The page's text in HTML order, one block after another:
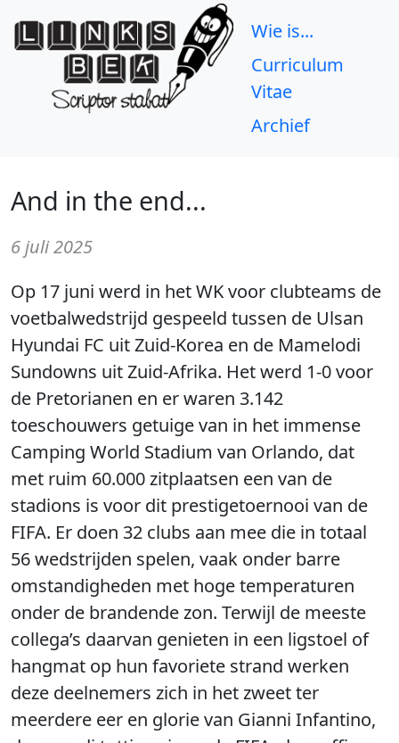
Wie is...
Curriculum
Vitae
Archief
And in the end...
6 juli 2025
Op 17 juni werd in het WK voor clubteams de
voetbalwedstrijd gespeeld tussen de Ulsan
Hyundai FC uit Zuid-Korea en de Mamelodi
Sundowns uit Zuid-Afrika. Het werd 1-0 voor
de Pretorianen en er waren 3.142
toeschouwers getuige van in het immense
Camping World Stadium van Orlando, dat
met ruim 60.000 zitplaatsen een van de
stadions is voor dit prestigetoernooi van de
FIFA. Er doen 32 clubs aan mee die in totaal
56 wedstrijden spelen, vaak onder barre
omstandigheden met hoge temperaturen
onder de brandende zon. Terwijl de meeste
collega’s daarvan genieten in een ligstoel of
hangmat op hun favoriete strand werken
deze deelnemers zich in het zweet ter
meerdere eer en glorie van Gianni Infantino,